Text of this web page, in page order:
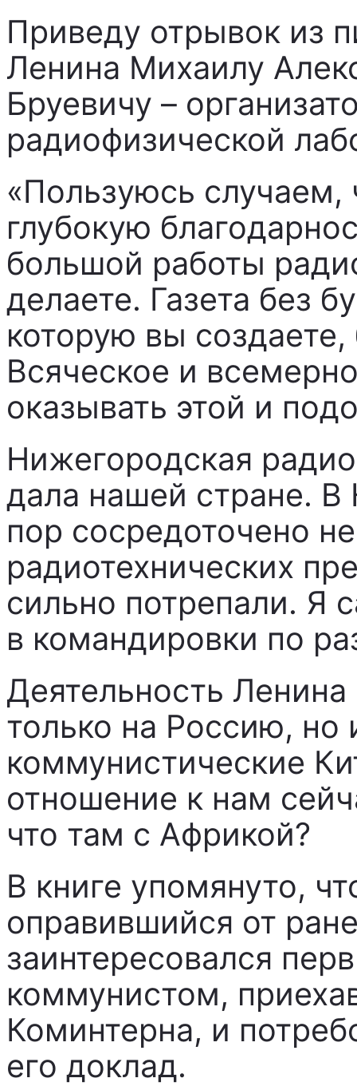
Приведу отрывок из
Ленина Михаилу
Бруевичу –
радиофизической
«Пользуюсь
глубокую
большой работы
делаете. Газета без
которую вы
Всяческое и
оказывать этой и
Нижегородская
дала нашей стране.
пор сосредоточено
радиотехнических
сильно потрепали. Я
в командировки по
Деятельность
только на Россию,
коммунистические
отношение к нам
что там с Африкой?
В книге упомянуто,
оправившийся от
заинтересовался
коммунистом,
Коминтерна, и
его доклад.